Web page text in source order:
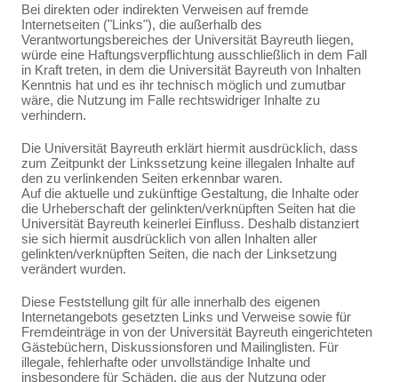
Bei direkten oder indirekten Verweisen auf fremde
Internetseiten ("Links"), die außerhalb des
Verantwortungsbereiches der Universität Bayreuth liegen,
würde eine Haftungsverpflichtung ausschließlich in dem Fall
in Kraft treten, in dem die Universität Bayreuth von Inhalten
Kenntnis hat und es ihr technisch möglich und zumutbar
wäre, die Nutzung im Falle rechtswidriger Inhalte zu
verhindern.
Die Universität Bayreuth erklärt hiermit ausdrücklich, dass
zum Zeitpunkt der Linkssetzung keine illegalen Inhalte auf
den zu verlinkenden Seiten erkennbar waren.
Auf die aktuelle und zukünftige Gestaltung, die Inhalte oder
die Urheberschaft der gelinkten/verknüpften Seiten hat die
Universität Bayreuth keinerlei Einfluss. Deshalb distanziert
sie sich hiermit ausdrücklich von allen Inhalten aller
gelinkten/verknüpften Seiten, die nach der Linksetzung
verändert wurden.
Diese Feststellung gilt für alle innerhalb des eigenen
Internetangebots gesetzten Links und Verweise sowie für
Fremdeinträge in von der Universität Bayreuth eingerichteten
Gästebüchern, Diskussionsforen und Mailinglisten. Für
illegale, fehlerhafte oder unvollständige Inhalte und
insbesondere für Schäden, die aus der Nutzung oder